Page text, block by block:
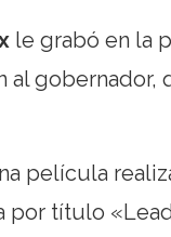
le grabó en la
al
película
por título